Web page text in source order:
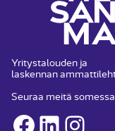
Yritystalouden ja
laskennan
Seuraa meitä somessa
Facebook
LinkedIn